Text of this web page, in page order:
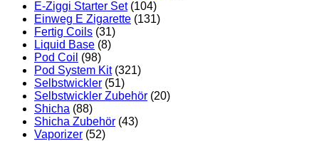
E-Ziggi Starter Set (104)
Einweg E Zigarette (131)
Fertig Coils (31)
Liquid Base (8)
Pod Coil (98)
Pod System Kit (321)
Selbstwickler (51)
Selbstwickler Zubehör (20)
Shicha (88)
Shicha Zubehör (43)
Vaporizer (52)